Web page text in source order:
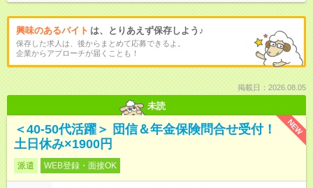
興味のあるバイト は、とりあえず保存しよう♪
保存した求人は、後からまとめて応募できるよ。
企業からアプローチが届くことも！
掲載日：2026.08.05
未読
NEW
＜40-50代活躍＞ 団信＆年金保険問合せ受付！
土日休み×1900円
派遣 WEB登録・面接OK